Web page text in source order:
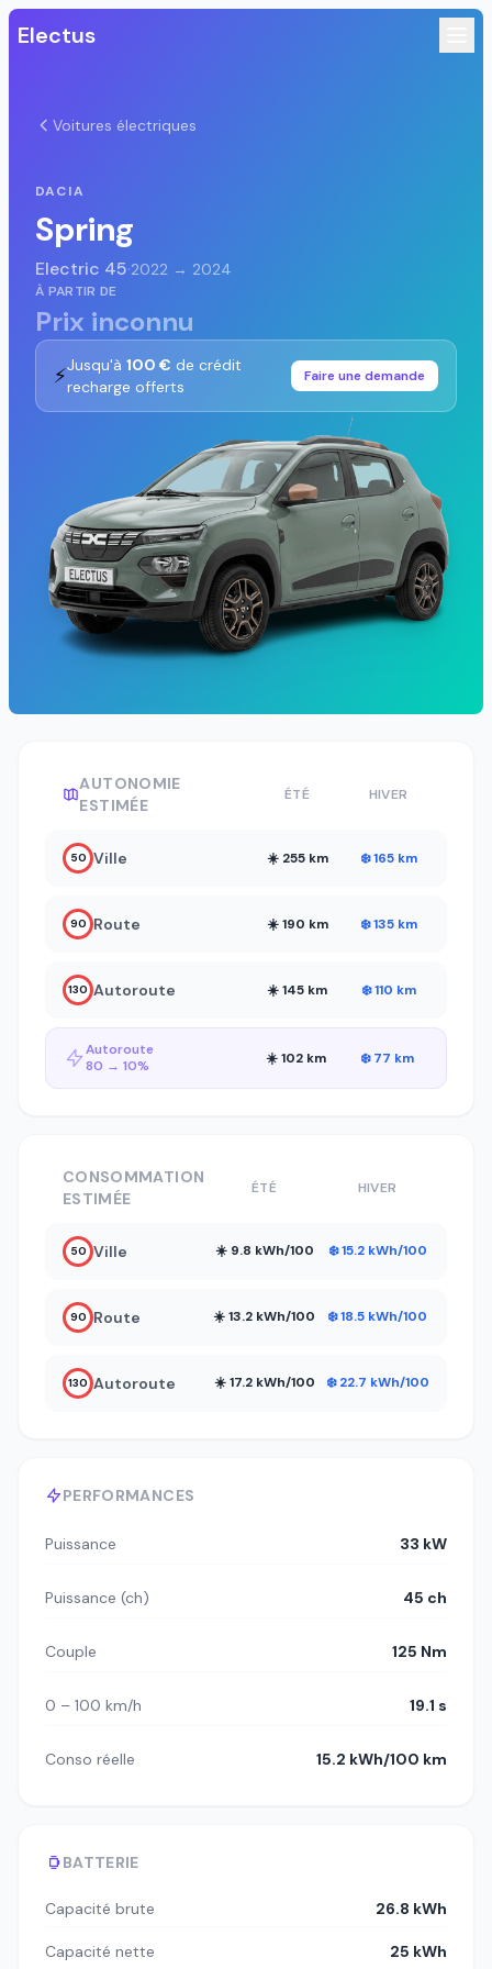
Electus
Voitures électriques
DACIA
Spring
Electric 45·2022 → 2024
À PARTIR DE
Prix inconnu
⚡Jusqu'à 100 € de crédit
recharge offerts
Faire une demande
AUTONOMIE
ESTIMÉE
ÉTÉ HIVER
50 Ville ☀️ 255 km ❄️ 165 km
90 Route ☀️ 190 km ❄️ 135 km
130 Autoroute ☀️ 145 km ❄️ 110 km
Autoroute
80 → 10%
☀️ 102 km ❄️ 77 km
PERFORMANCES
Puissance 33 kW
Puissance (ch) 45 ch
Couple 125 Nm
0 – 100 km/h 19.1 s
Conso réelle 15.2 kWh/100 km
BATTERIE
Capacité brute 26.8 kWh
Capacité nette 25 kWh
CONSOMMATION
ESTIMÉE
ÉTÉ HIVER
50 Ville ☀️ 9.8 kWh/100 ❄️ 15.2 kWh/100
90 Route ☀️ 13.2 kWh/100 ❄️ 18.5 kWh/100
130 Autoroute ☀️ 17.2 kWh/100 ❄️ 22.7 kWh/100